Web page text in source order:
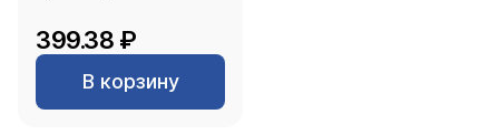
399.38 ₽
В корзину